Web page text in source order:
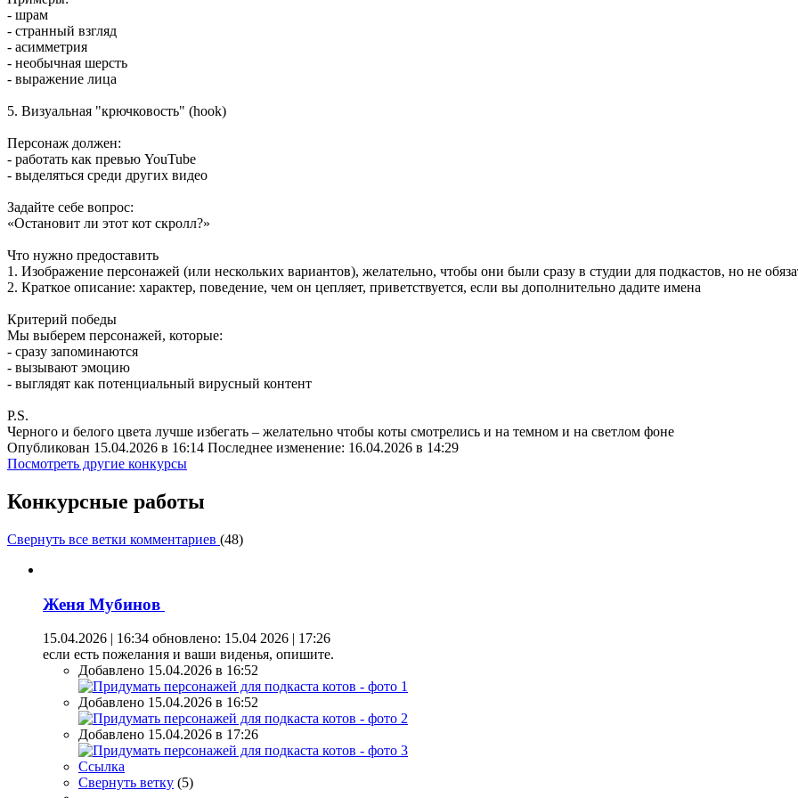
- шрам
- странный взгляд
- асимметрия
- необычная шерсть
- выражение лица
5. Визуальная "крючковость" (hook)
Персонаж должен:
- работать как превью YouTube
- выделяться среди других видео
Задайте себе вопрос:
«Остановит ли этот кот скролл?»
Что нужно предоставить
1. Изображение персонажей (или нескольких вариантов), желательно, чтобы они были сразу в студии для подкастов, но не
2. Краткое описание: характер, поведение, чем он цепляет, приветствуется, если вы дополнительно дадите имена
Критерий победы
Мы выберем персонажей, которые:
- сразу запоминаются
- вызывают эмоцию
- выглядят как потенциальный вирусный контент
P.S.
Черного и белого цвета лучше избегать – желательно чтобы коты смотрелись и на темном и на светлом фоне
Опубликован 15.04.2026 в 16:14 Последнее изменение: 16.04.2026 в 14:29
Посмотреть другие конкурсы
Конкурсные работы
Свернуть все ветки комментариев (48)
Женя Мубинов
15.04.2026 | 16:34 обновлено: 15.04 2026 | 17:26
если есть пожелания и ваши виденья, опишите.
Добавлено 15.04.2026 в 16:52
Добавлено 15.04.2026 в 16:52
Добавлено 15.04.2026 в 17:26
Ссылка
Свернуть ветку (5)